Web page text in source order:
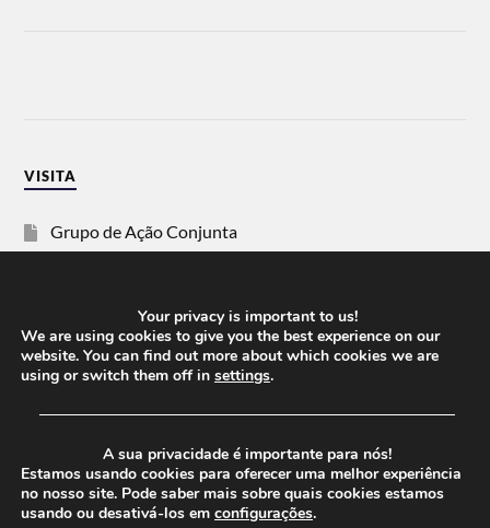
VISITA
Grupo de Ação Conjunta
Vida Justa
dezanove
Your privacy is important to us!
We are using cookies to give you the best experience on our
website. You can find out more about which cookies we are
using or switch them off in settings.
──────────────────────────────────────
A sua privacidade é importante para nós!
Estamos usando cookies para oferecer uma melhor experiência
no nosso site. Pode saber mais sobre quais cookies estamos
usando ou desativá-los em configurações.